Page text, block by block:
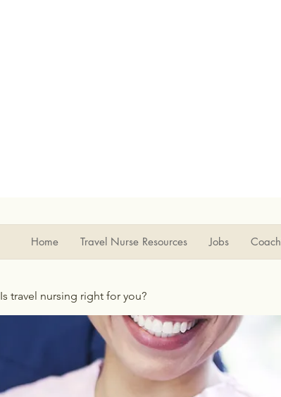
Home Travel Nurse Resources Jobs
Is travel nursing right for you?